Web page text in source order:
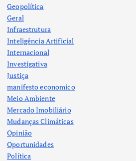
Geopolítica
Geral
Infraestrutura
Inteligência Artificial
Internacional
Investigativa
Justiça
manifesto economico
Meio Ambiente
Mercado Imobiliário
Mudanças Climáticas
Opinião
Oportunidades
Política